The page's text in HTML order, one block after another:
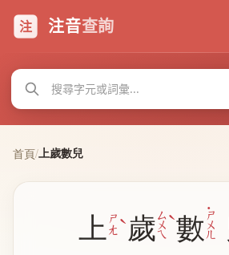
注 注音查詢
首頁/上歲數兒
上 ㄕ
ㄤˋ歲 ㄙ
ㄨ
ㄟ
ˋ數 ㄕ
ㄨ
ㄦ
˙